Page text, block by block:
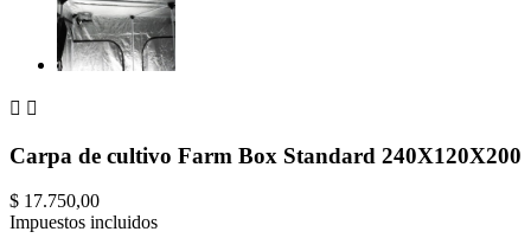
 
Carpa de cultivo Farm Box Standard 240X120X200
$ 17.750,00
Impuestos incluidos